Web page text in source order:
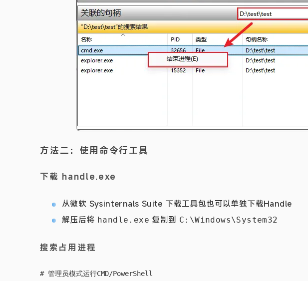
方法二：使用命令行工具
下载 handle.exe
从微软 Sysinternals Suite 下载工具包也可以单独下载Handle
解压后将 handle.exe 复制到 C:\Windows\System32
搜索占用进程
# 管理员模式运行CMD/PowerShell